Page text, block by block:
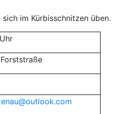
im Kürbis­schnitzen üben.